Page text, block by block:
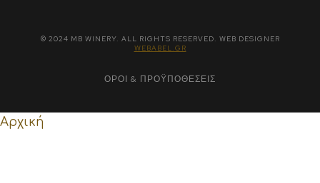
© 2024 MB WINERY. ALL RIGHTS RESERVED. WEB DESIGNER
WEBABEL.GR
ΌΡΟΙ & ΠΡΟΫΠΟΘΈΣΕΙΣ
Αρχική